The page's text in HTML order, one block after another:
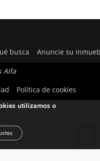
busca Anuncie su
Alfa
Política de cookies
mejor experiencia en
utilizamos o